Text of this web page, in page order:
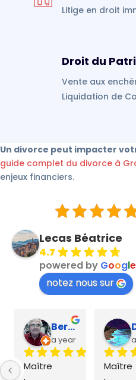
Litige en droit
Droit du
Vente aux
Liquidation de
Un divorce peut impacter
guide complet du divorce à
enjeux financiers.
Lecas Béatrice
4.7
powered by Google
notez nous sur
Bernard Ellul
a year ago
Maître
Maître